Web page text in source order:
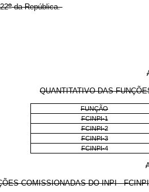
oda República.
QUANTITATIVO DAS
FUNÇÃO
FCINPI-1
FCINPI-2
FCINPI-3
FCINPI-4
COMISSIONADAS DO INPI -